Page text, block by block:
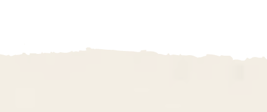
Videothek